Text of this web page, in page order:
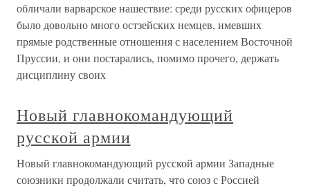
обличали варварское нашествие: среди русских офицеров
было довольно много остзейских немцев, имевших
прямые родственные отношения с населением Восточной
Пруссии, и они постарались, помимо прочего, держать
дисциплину своих
Новый главнокомандующий
русской армии
Новый главнокомандующий русской армии Западные
союзники продолжали считать, что союз с Россией